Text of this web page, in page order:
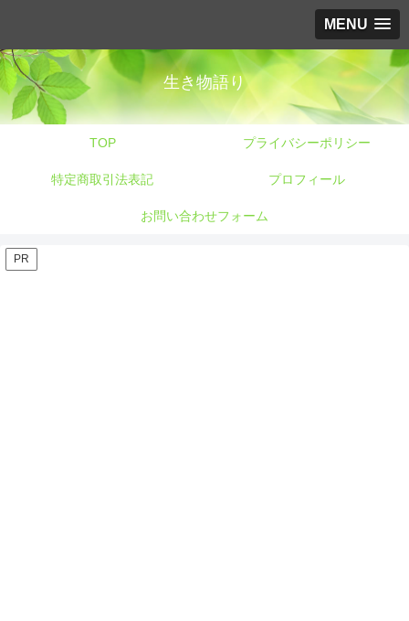
MENU
生き物語り
TOP プライバシーポリシー
特定商取引法表記 プロフィール
お問い合わせフォーム
PR